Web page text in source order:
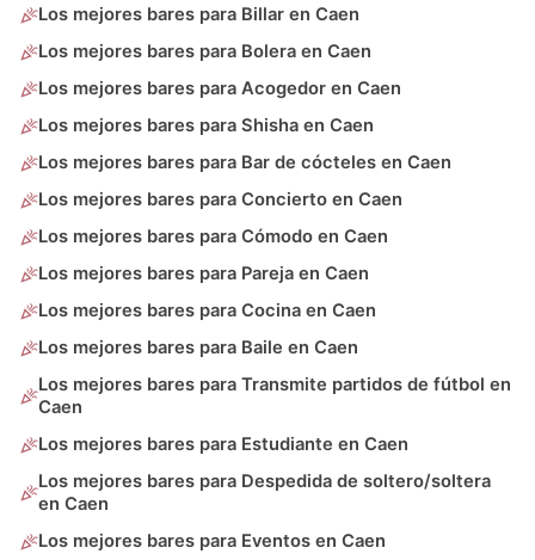
Los mejores bares para Billar en Caen
Los mejores bares para Bolera en Caen
Los mejores bares para Acogedor en Caen
Los mejores bares para Shisha en Caen
Los mejores bares para Bar de cócteles en Caen
Los mejores bares para Concierto en Caen
Los mejores bares para Cómodo en Caen
Los mejores bares para Pareja en Caen
Los mejores bares para Cocina en Caen
Los mejores bares para Baile en Caen
Los mejores bares para Transmite partidos de fútbol en
Caen
Los mejores bares para Estudiante en Caen
Los mejores bares para Despedida de soltero/soltera
en Caen
Los mejores bares para Eventos en Caen